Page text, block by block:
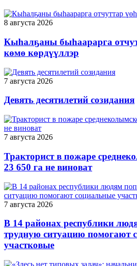
8 августа 2026
Кыһалҕаны быһаарарга
көмө көрдүүллэр
7 августа 2026
Девять десятилетий созидания
7 августа 2026
Тракторист в пожаре
23 650 га не виноват
7 августа 2026
В 14 районах республики
трудную ситуацию помогают
участковые